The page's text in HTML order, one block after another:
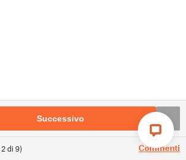
2di9) Commenti
Successivo